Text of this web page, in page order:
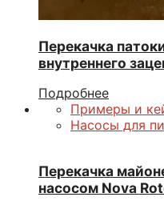
Перекачка
внутреннего
Подробнее
Примеры и
Насосы для
Перекачка
насосом Nova